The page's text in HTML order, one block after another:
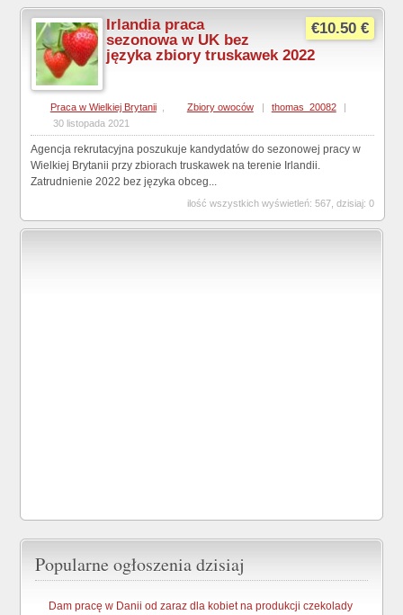
€10.50 €
Irlandia praca
sezonowa w UK bez
języka zbiory truskawek 2022
Praca w Wielkiej Brytanii Zbiory owoców | thomas_20082
|
30 listopada 2021
Agencja rekrutacyjna poszukuje kandydatów do sezonowej pracy w
Wielkiej Brytanii przy zbiorach truskawek na terenie Irlandii.
Zatrudnienie 2022 bez języka obceg...
ilość wszystkich wyświetleń: 567, dzisiaj: 0
Popularne ogłoszenia dzisiaj
Dam pracę w Danii od zaraz dla kobiet na produkcji czekolady